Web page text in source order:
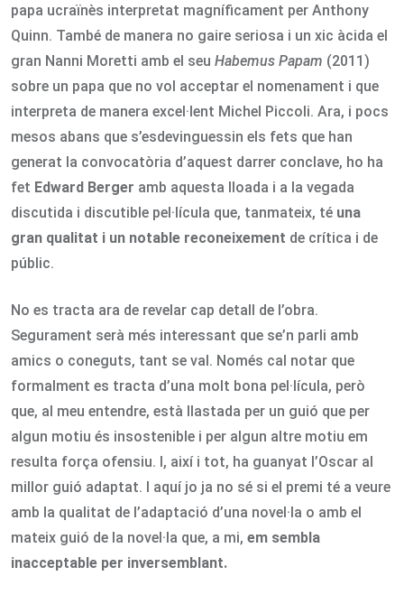
papa ucraïnès interpretat magníficament per Anthony
Quinn. També de manera no gaire seriosa i un xic àcida el
gran Nanni Moretti amb el seu Habemus Papam (2011)
sobre un papa que no vol acceptar el nomenament i que
interpreta de manera excel·lent Michel Piccoli. Ara, i pocs
mesos abans que s’esdevinguessin els fets que han
generat la convocatòria d’aquest darrer conclave, ho ha
fet Edward Berger amb aquesta lloada i a la vegada
discutida i discutible pel·lícula que, tanmateix, té una
gran qualitat i un notable reconeixement de crítica i de
públic.
No es tracta ara de revelar cap detall de l’obra.
Segurament serà més interessant que se’n parli amb
amics o coneguts, tant se val. Només cal notar que
formalment es tracta d’una molt bona pel·lícula, però
que, al meu entendre, està llastada per un guió que per
algun motiu és insostenible i per algun altre motiu em
resulta força ofensiu. I, així i tot, ha guanyat l’Oscar al
millor guió adaptat. I aquí jo ja no sé si el premi té a veure
amb la qualitat de l’adaptació d’una novel·la o amb el
mateix guió de la novel·la que, a mi, em sembla
inacceptable per inversemblant.